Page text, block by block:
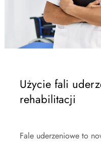
Użycie fali
rehabilitacji
Fale uderzeniowe to